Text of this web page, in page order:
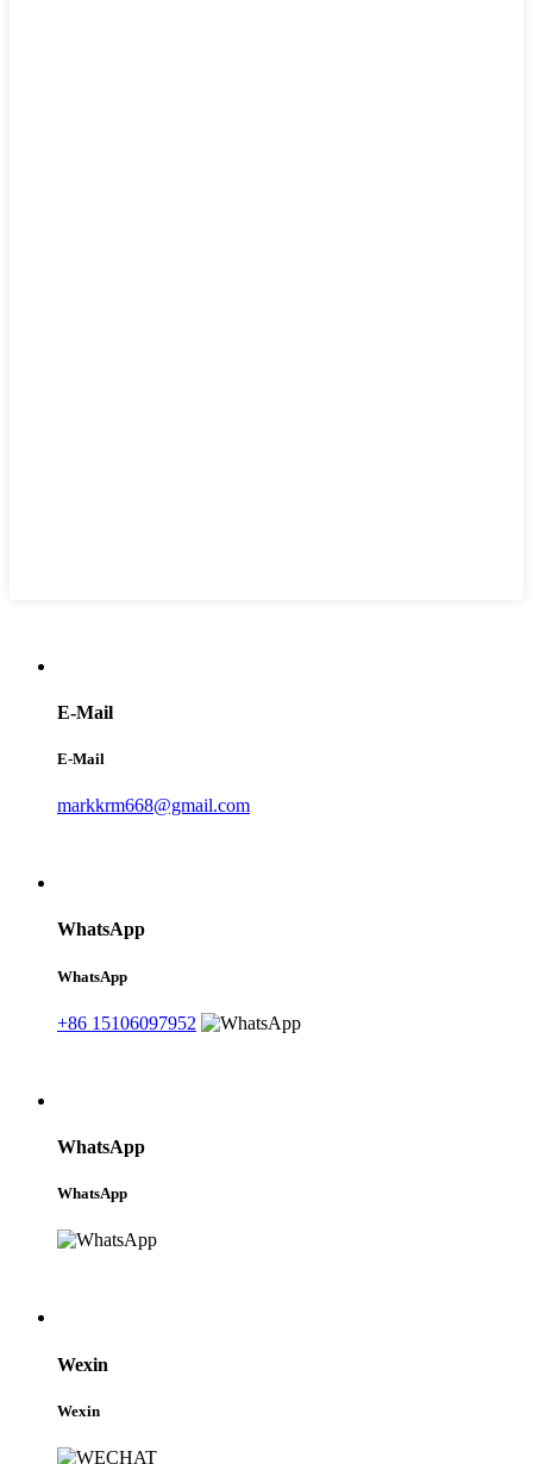
E-Mail
E-Mail
markkrm668@gmail.com
WhatsApp
WhatsApp
+86 15106097952
WhatsApp
WhatsApp
Wexin
Wexin